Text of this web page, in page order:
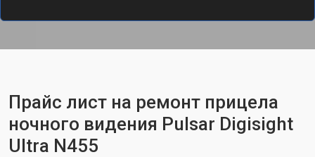
Прайс лист на ремонт прицела
ночного видения Pulsar Digisight
Ultra N455